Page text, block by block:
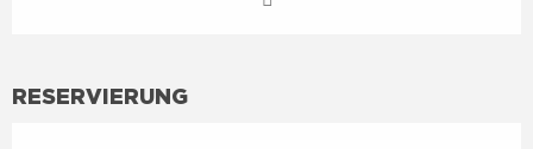
RESERVIERUNG